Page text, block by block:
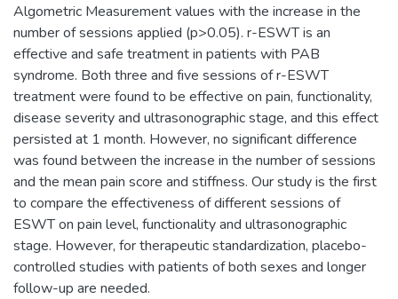
Algometric Measurement values with the increase in the
number of sessions applied (p>0.05). r-ESWT is an
effective and safe treatment in patients with PAB
syndrome. Both three and five sessions of r-ESWT
treatment were found to be effective on pain, functionality,
disease severity and ultrasonographic stage, and this effect
persisted at 1 month. However, no significant difference
was found between the increase in the number of sessions
and the mean pain score and stiffness. Our study is the first
to compare the effectiveness of different sessions of
ESWT on pain level, functionality and ultrasonographic
stage. However, for therapeutic standardization, placebo-
controlled studies with patients of both sexes and longer
follow-up are needed.